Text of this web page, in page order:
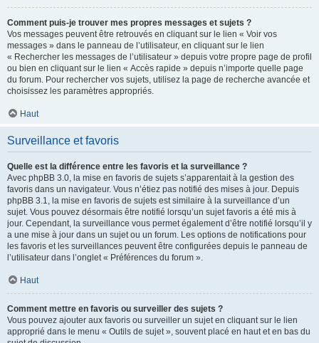
Comment puis-je trouver mes propres messages et sujets ?
Vos messages peuvent être retrouvés en cliquant sur le lien « Voir vos
messages » dans le panneau de l’utilisateur, en cliquant sur le lien
« Rechercher les messages de l’utilisateur » depuis votre propre page de profil
ou bien en cliquant sur le lien « Accès rapide » depuis n’importe quelle page
du forum. Pour rechercher vos sujets, utilisez la page de recherche avancée et
choisissez les paramètres appropriés.
Haut
Surveillance et favoris
Quelle est la différence entre les favoris et la surveillance ?
Avec phpBB 3.0, la mise en favoris de sujets s’apparentait à la gestion des
favoris dans un navigateur. Vous n’étiez pas notifié des mises à jour. Depuis
phpBB 3.1, la mise en favoris de sujets est similaire à la surveillance d’un
sujet. Vous pouvez désormais être notifié lorsqu’un sujet favoris a été mis à
jour. Cependant, la surveillance vous permet également d’être notifié lorsqu’il y
a une mise à jour dans un sujet ou un forum. Les options de notifications pour
les favoris et les surveillances peuvent être configurées depuis le panneau de
l’utilisateur dans l’onglet « Préférences du forum ».
Haut
Comment mettre en favoris ou surveiller des sujets ?
Vous pouvez ajouter aux favoris ou surveiller un sujet en cliquant sur le lien
approprié dans le menu « Outils de sujet », souvent placé en haut et en bas du